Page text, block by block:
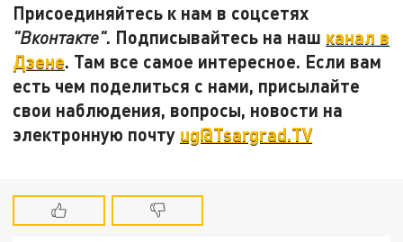
Присоединяйтесь к нам в соцсетях
"Вконтакте". Подписывайтесь на наш канал в
Дзене. Там все самое интересное. Если вам
есть чем поделиться с нами, присылайте
свои наблюдения, вопросы, новости на
электронную почту ug@Tsargrad.TV